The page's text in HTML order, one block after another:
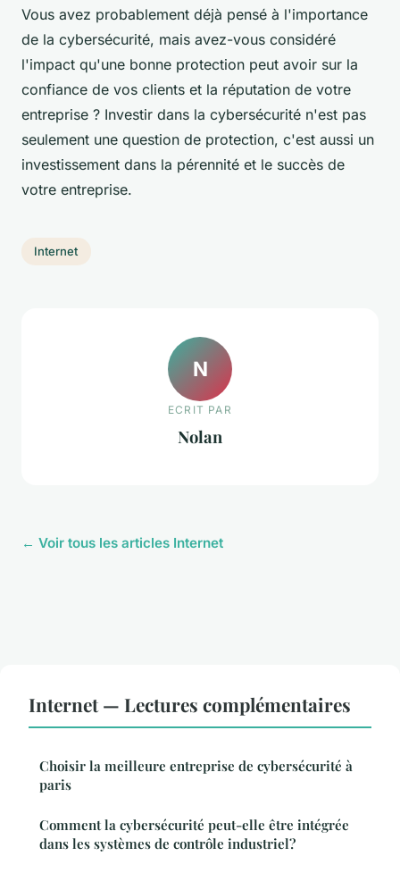
Vous avez probablement déjà pensé à l'importance
de la cybersécurité, mais avez-vous considéré
l'impact qu'une bonne protection peut avoir sur la
confiance de vos clients et la réputation de votre
entreprise ? Investir dans la cybersécurité n'est pas
seulement une question de protection, c'est aussi un
investissement dans la pérennité et le succès de
votre entreprise.
Internet
N
ECRIT PAR
Nolan
← Voir tous les articles Internet
Internet — Lectures complémentaires
Choisir la meilleure entreprise de cybersécurité à
paris
Comment la cybersécurité peut-elle être intégrée
dans les systèmes de contrôle industriel?